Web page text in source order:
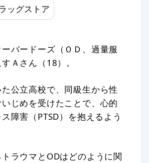
ッグストア
バードーズ（ＯＤ、過量服
Ａさん（18）。
公立高校で、同級生から性
じめを受けたことで、心的
障害（PTSD）を抱えるよう
ラウマとODはどのように関